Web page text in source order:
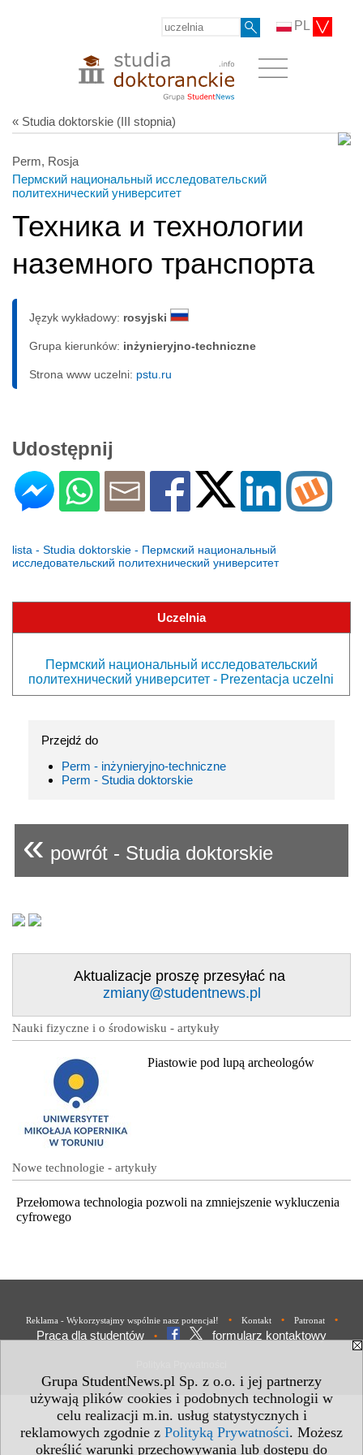
Grupa StudentNews.pl Sp. z o.o. i jej partnerzy
używają plików cookies i podobnych technologii w
celu realizacji m.in. usług statystycznych i
reklamowych zgodnie z Polityką Prywatności. Możesz
określić warunki przechowywania lub dostępu do
PL
« Studia doktorskie (III stopnia)
Perm, Rosja
Пермский национальный исследовательский
политехнический университет
Техника и технологии
наземного транспорта
Język wykładowy: rosyjski
Grupa kierunków: inżynieryjno-techniczne
Strona www uczelni: pstu.ru
Udostępnij
lista - Studia doktorskie - Пермский национальный
исследовательский политехнический университет
Uczelnia
Пермский национальный исследовательский
политехнический университет - Prezentacja uczelni
Przejdź do
Perm - inżynieryjno-techniczne
Perm - Studia doktorskie
« powrót - Studia doktorskie
Aktualizacje proszę przesyłać na
zmiany@studentnews.pl
Nauki fizyczne i o środowisku - artykuły
Piastowie pod lupą archeologów
Nowe technologie - artykuły
Przełomowa technologia pozwoli na zmniejszenie wykluczenia
cyfrowego
Reklama - Wykorzystajmy wspólnie nasz potencjał! • Kontakt • Patronat •
Praca dla studentów • formularz kontaktowy